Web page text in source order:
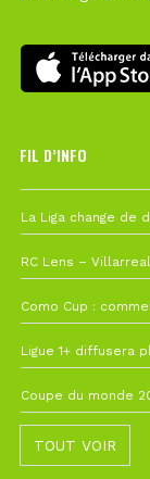
FIL D’INFO
TOUT VOIR